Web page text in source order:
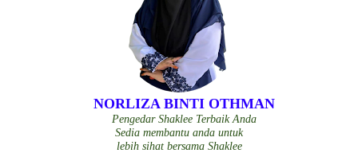
NORLIZA BINTI OTHMAN
Pengedar Shaklee Terbaik Anda
Sedia membantu anda untuk
lebih sihat bersama Shaklee